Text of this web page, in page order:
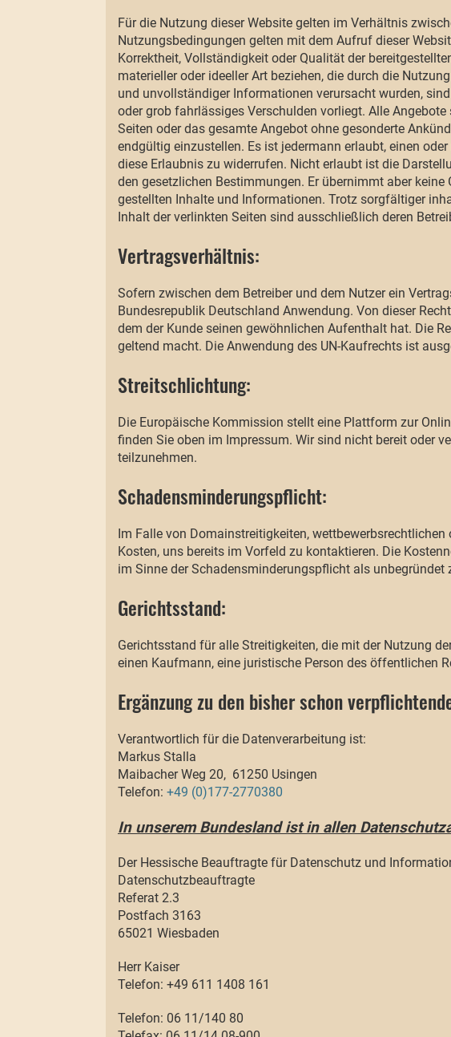
Für die Nutzung dieser Website gelten im Verhältnis
Nutzungsbedingungen gelten mit dem Aufruf dieser
Korrektheit, Vollständigkeit oder Qualität der
materieller oder ideeller Art beziehen, die durch die
und unvollständiger Informationen verursacht wurden,
oder grob fahrlässiges Verschulden vorliegt. Alle
Seiten oder das gesamte Angebot ohne gesonderte
endgültig einzustellen. Es ist jedermann erlaubt, einen
diese Erlaubnis zu widerrufen. Nicht erlaubt ist die
den gesetzlichen Bestimmungen. Er übernimmt aber
gestellten Inhalte und Informationen. Trotz sorgfältiger
Inhalt der verlinkten Seiten sind ausschließlich deren
Vertragsverhältnis:
Sofern zwischen dem Betreiber und dem Nutzer ein
Bundesrepublik Deutschland Anwendung. Von dieser
dem der Kunde seinen gewöhnlichen Aufenthalt hat. Die
geltend macht. Die Anwendung des UN-Kaufrechts ist
Streitschlichtung:
Die Europäische Kommission stellt eine Plattform zur
finden Sie oben im Impressum. Wir sind nicht bereit oder
teilzunehmen.
Schadensminderungspflicht:
Im Falle von Domainstreitigkeiten,
Kosten, uns bereits im Vorfeld zu kontaktieren. Die
im Sinne der Schadensminderungspflicht als unbegründet
Gerichtsstand:
Gerichtsstand für alle Streitigkeiten, die mit der Nutzung
einen Kaufmann, eine juristische Person des öffentlichen
Ergänzung zu den bisher schon
Verantwortlich für die Datenverarbeitung ist:
Markus Stalla
Maibacher Weg 20, 61250 Usingen
Telefon: +49 (0)177-2770380
In unserem Bundesland ist in allen
Der Hessische Beauftragte für Datenschutz und
Datenschutzbeauftragte
Referat 2.3
Postfach 3163
65021 Wiesbaden
Herr Kaiser
Telefon: +49 611 1408 161
Telefon: 06 11/140 80